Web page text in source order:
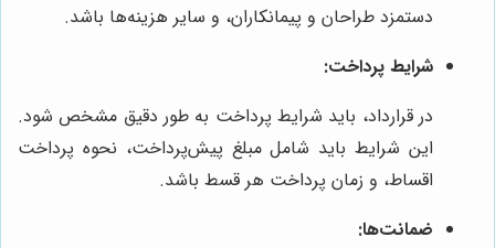
دستمزد طراحان و پیمانکاران، و سایر هزینه‌ها باشد.
شرایط پرداخت:
در قرارداد، باید شرایط پرداخت به طور دقیق مشخص شود.
این شرایط باید شامل مبلغ پیش‌پرداخت، نحوه پرداخت
اقساط، و زمان پرداخت هر قسط باشد.
ضمانت‌ها: